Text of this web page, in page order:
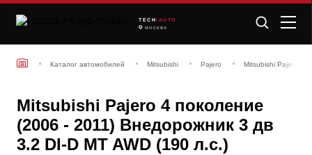
TECH /AUTO
МОСКВА
Каталог автомобилей Mitsubishi Pajero Mitsubishi Pajero 4
Mitsubishi Pajero 4 поколение
(2006 - 2011) Внедорожник 3 дв
3.2 DI-D MT AWD (190 л.с.)